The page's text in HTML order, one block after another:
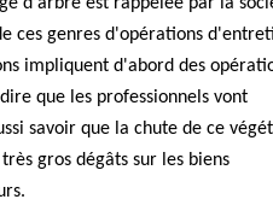
d'arbre est rappelée par la
ces genres d'opérations
impliquent d'abord des
que les professionnels vont
savoir que la chute de ce
gros dégâts sur les biens